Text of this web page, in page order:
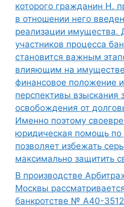
которого гражданин Н.
в отношении него
реализации имущества.
участников процесса
становится важным
влияющим на
финансовое положение
перспективы взыскания
освобождения от
Именно поэтому
юридическая помощь по
позволяет избежать
максимально защитить
В производстве
Москвы
банкротстве № А40-